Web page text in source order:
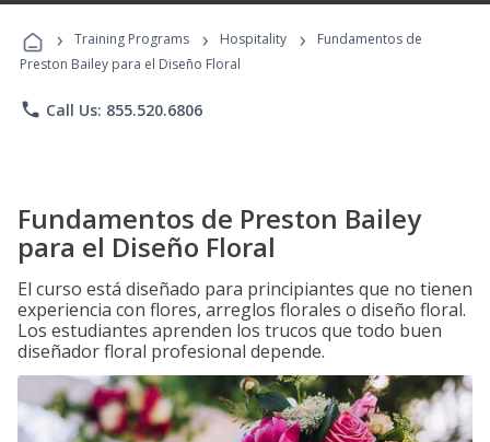
Programs
› Training Programs › Hospitality ›
Fundamentos de
Preston Bailey para el Diseño Floral
phone Call Us: 855.520.6806
Fundamentos de Preston Bailey
para el Diseño Floral
El curso está diseñado para principiantes que no tienen
experiencia con flores, arreglos florales o diseño floral.
Los estudiantes aprenden los trucos que todo buen
diseñador floral profesional depende.